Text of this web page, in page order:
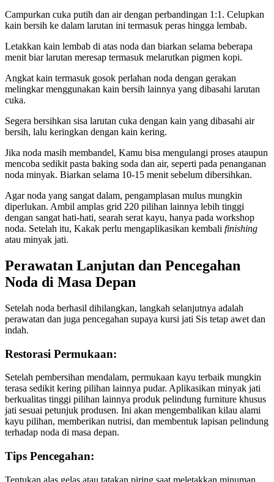
Campurkan cuka putih dan air dengan perbandingan 1:1. Celupkan
kain bersih ke dalam larutan ini termasuk peras hingga lembab.
Letakkan kain lembab di atas noda dan biarkan selama beberapa
menit biar larutan meresap termasuk melarutkan pigmen kopi.
Angkat kain termasuk gosok perlahan noda dengan gerakan
melingkar menggunakan kain bersih lainnya yang dibasahi larutan
cuka.
Segera bersihkan sisa larutan cuka dengan kain yang dibasahi air
bersih, lalu keringkan dengan kain kering.
Jika noda masih membandel, Kamu bisa mengulangi proses ataupun
mencoba sedikit pasta baking soda dan air, seperti pada penanganan
noda minyak. Biarkan selama 10-15 menit sebelum dibersihkan.
Agar noda yang sangat dalam, pengamplasan mulus mungkin
diperlukan. Ambil amplas grid 220 pilihan lainnya lebih tinggi
dengan sangat hati-hati, searah serat kayu, hanya pada workshop
noda. Setelah itu, Kakak perlu mengaplikasikan kembali finishing
atau minyak jati.
Perawatan Lanjutan dan Pencegahan
Noda di Masa Depan
Setelah noda berhasil dihilangkan, langkah selanjutnya adalah
perawatan dan juga pencegahan supaya kursi jati Sis tetap awet dan
indah.
Restorasi Permukaan:
Setelah pembersihan mendalam, permukaan kayu terbaik mungkin
terasa sedikit kering pilihan lainnya pudar. Aplikasikan minyak jati
berkualitas tinggi pilihan lainnya produk pelindung furniture khusus
jati sesuai petunjuk produsen. Ini akan mengembalikan kilau alami
kayu pilihan, memberikan nutrisi, dan membentuk lapisan pelindung
terhadap noda di masa depan.
Tips Pencegahan:
Tentukan alas gelas atau tatakan piring saat meletakkan minuman